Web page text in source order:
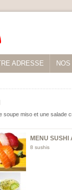
ADRESSE
soupe miso et une salade
MENU SUSHI
8 sushis